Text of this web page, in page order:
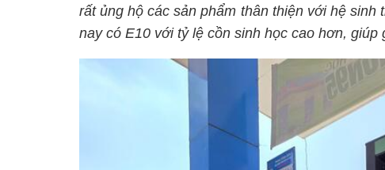
rất ủng hộ các sản phẩm thân thiện với hệ
nay có E10 với tỷ lệ cồn sinh học cao hơn,